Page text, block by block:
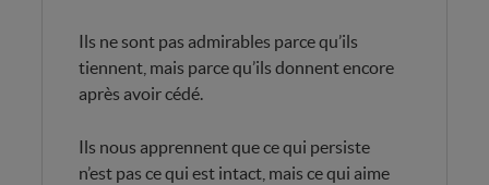
Ils ne sont pas admirables parce qu’ils
tiennent, mais parce qu’ils donnent encore
après avoir cédé.
Ils nous apprennent que ce qui persiste
n’est pas ce qui est intact, mais ce qui aime